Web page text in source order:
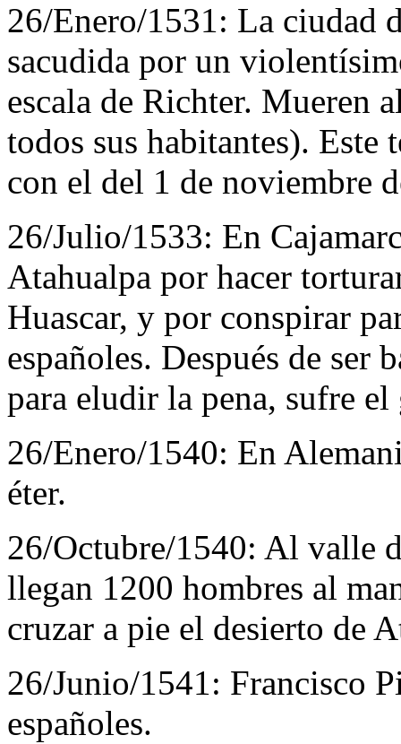
26/Enero/1531: La ciudad
sacudida por un
escala de Richter. Mueren
todos sus habitantes). Este
con el del 1 de noviembre
26/Julio/1533: En
Atahualpa por hacer
Huascar, y por conspirar
españoles. Después de
para eludir la pena, sufre
26/Enero/1540: En
éter.
26/Octubre/1540: Al valle
llegan 1200 hombres al
cruzar a pie el desierto de
26/Junio/1541: Francisco
españoles.